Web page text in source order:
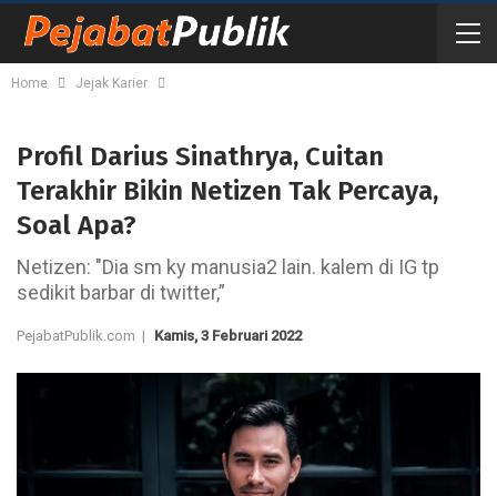
Home Jejak Karier
Profil Darius Sinathrya, Cuitan
Terakhir Bikin Netizen Tak Percaya,
Soal Apa?
Netizen: "Dia sm ky manusia2 lain. kalem di IG tp
sedikit barbar di twitter,”
PejabatPublik.com | Kamis, 3 Februari 2022